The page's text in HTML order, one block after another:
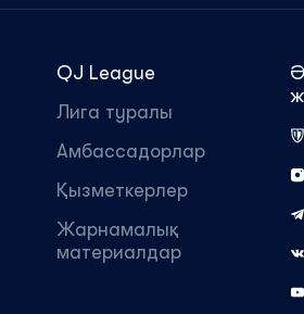
QJ League
Лига туралы
Амбассадорлар
Қызметкерлер
Жарнамалық
материалдар